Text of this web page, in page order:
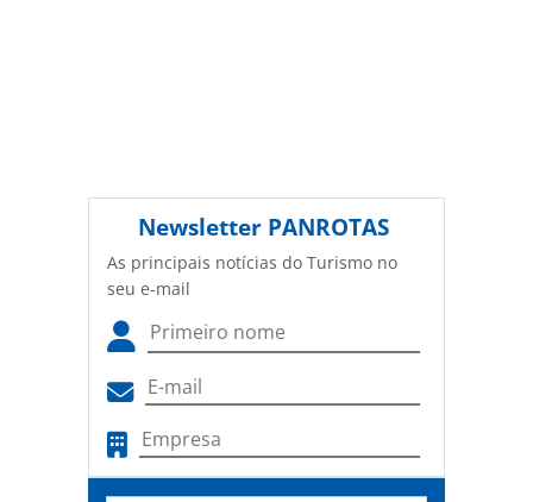
Newsletter PANROTAS
As principais notícias do Turismo no
seu e-mail